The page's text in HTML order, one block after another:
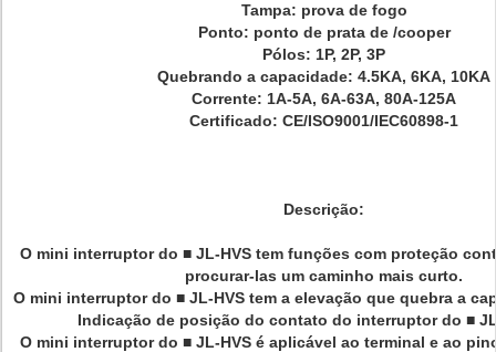
Tampa: prova de fogo
Ponto: ponto de prata de /cooper
Pólos: 1P, 2P, 3P
Quebrando a capacidade: 4.5KA, 6KA, 10KA
Corrente: 1A-5A, 6A-63A, 80A-125A
Certificado: CE/ISO9001/IEC60898-1
Descrição:
O mini interruptor do ■ JL-HVS tem funções com proteção
procurar-las um caminho mais curto.
O mini interruptor do ■ JL-HVS tem a elevação que quebra a
Indicação de posição do contato do interruptor do ■
O mini interruptor do ■ JL-HVS é aplicável ao terminal e ao